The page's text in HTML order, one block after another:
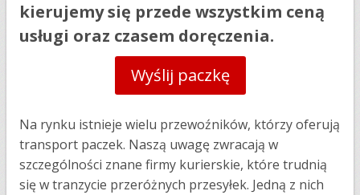
kierujemy się przede wszystkim ceną
usługi oraz czasem doręczenia.
Wyślij paczkę
Na rynku istnieje wielu przewoźników, którzy oferują
transport paczek. Naszą uwagę zwracają w
szczególności znane firmy kurierskie, które trudnią
się w tranzycie przeróżnych przesyłek. Jedną z nich